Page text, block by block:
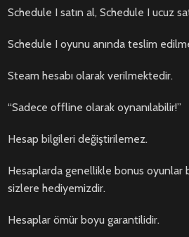
Schedule I satın al, Schedule I ucuz
Schedule I oyunu anında teslim
Steam hesabı olarak verilmektedir.
“Sadece offline olarak oynanılabilir!”
Hesap bilgileri değiştirilemez.
Hesaplarda genellikle bonus oyunlar
sizlere hediyemizdir.
Hesaplar ömür boyu garantilidir.